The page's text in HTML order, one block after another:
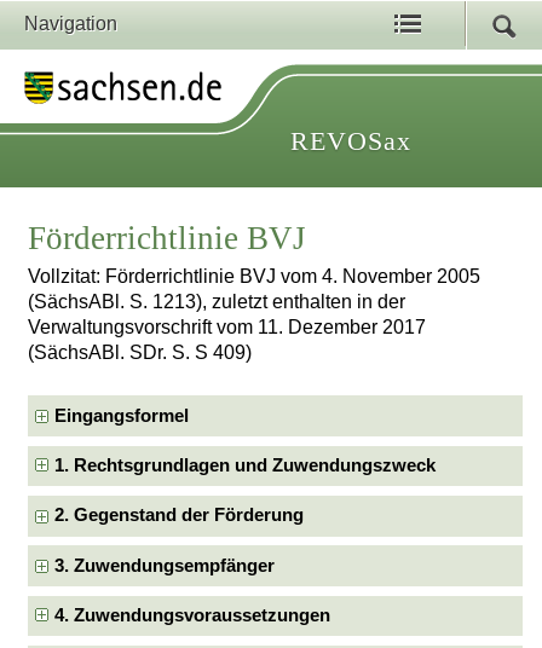
Navigation
REVOSax
Förderrichtlinie BVJ
Vollzitat: Förderrichtlinie BVJ vom 4. November 2005
(SächsABl. S. 1213), zuletzt enthalten in der
Verwaltungsvorschrift vom 11. Dezember 2017
(SächsABl. SDr. S. S 409)
Eingangsformel
1. Rechtsgrundlagen und Zuwendungszweck
2. Gegenstand der Förderung
3. Zuwendungsempfänger
4. Zuwendungsvoraussetzungen